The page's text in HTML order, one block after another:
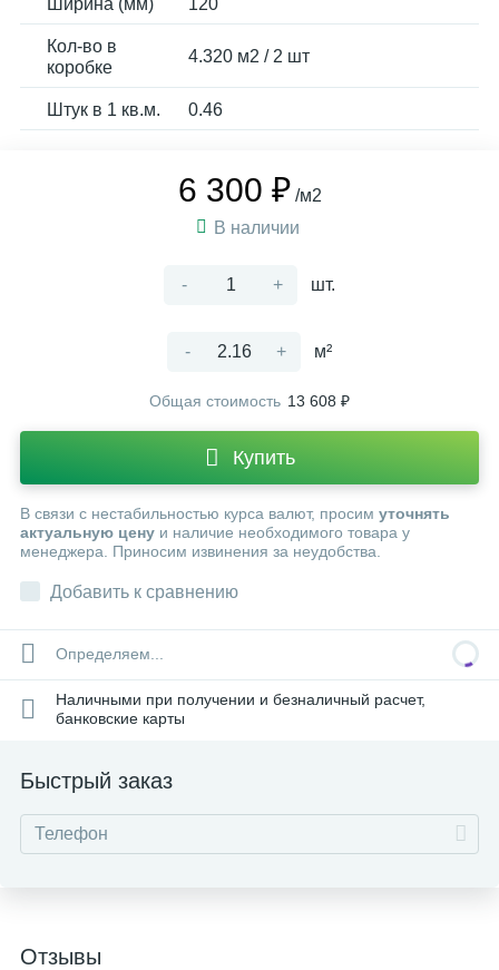
Ширина (мм) 120
Кол-во в
коробке
4.320 м2 / 2 шт
Штук в 1 кв.м. 0.46
6 300 ₽ /м2
В наличии
- + шт.
- + м²
Общая стоимость 13 608 ₽
Купить
В связи с нестабильностью курса валют, просим уточнять
актуальную цену и наличие необходимого товара у
менеджера. Приносим извинения за неудобства.
Добавить к сравнению
Определяем...
Наличными при получении и безналичный расчет,
банковские карты
Быстрый заказ
Отзывы